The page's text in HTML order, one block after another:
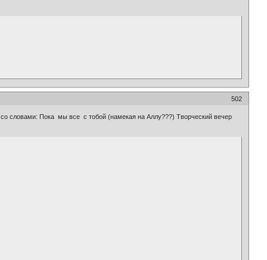
502
словами: Пока мы все с тобой (намекая на Аллу???) Творческий вечер